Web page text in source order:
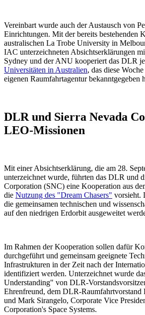
Vereinbart wurde auch der Austausch von
Einrichtungen. Mit der bereits bestehenden
australischen La Trobe University in
IAC unterzeichneten Absichtserklärungen
Sydney und der ANU kooperiert das DLR
Universitäten in Australien, das diese
eigenen Raumfahrtagentur bekanntgegeben
DLR und Sierra Nevada
LEO-Missionen
Mit einer Absichtserklärung, die am 28.
unterzeichnet wurde, führten das DLR und
Corporation (SNC) eine Kooperation aus
die Nutzung des "Dream Chasers" vorsieht.
die gemeinsamen technischen und
auf den niedrigen Erdorbit ausgeweitet
Im Rahmen der Kooperation sollen dafür
durchgeführt und gemeinsam geeignete
Infrastrukturen in der Zeit nach der
identifiziert werden. Unterzeichnet wurde
Understanding" von DLR-
Ehrenfreund, dem DLR-Raumfahrtvorstand
und Mark Sirangelo, Corporate Vice
Corporation's Space Systems.